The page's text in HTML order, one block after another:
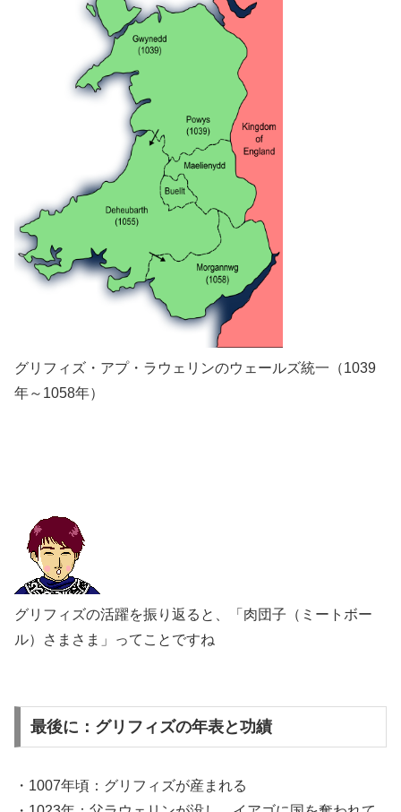
グリフィズ・アプ・ラウェリンのウェールズ統一（1039
年～1058年）
グリフィズの活躍を振り返ると、「肉団子（ミートボー
ル）さまさま」ってことですね
最後に：グリフィズの年表と功績
・1007年頃：グリフィズが産まれる